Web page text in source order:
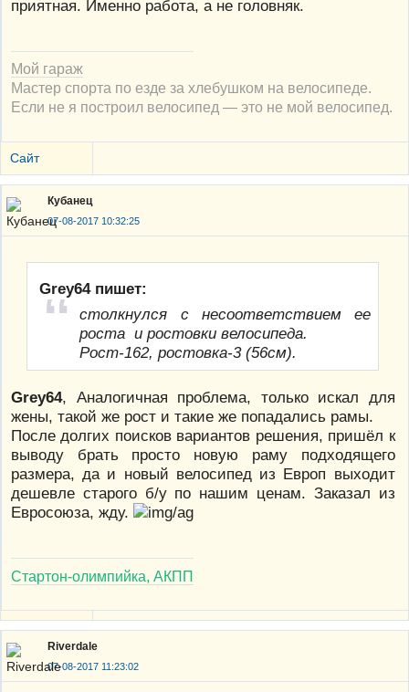
приятная. Именно работа, а не головняк.
Мой гараж
Мастер спорта по езде за хлебушком на велосипеде.
Если не я построил велосипед — это не мой велосипед.
Сайт
Кубанец
07-08-2017 10:32:25
Grey64 пишет:
столкнулся с несоответствием ее
роста и ростовки велосипеда.
Рост-162, ростовка-3 (56см).
Grey64, Аналогичная проблема, только искал для
жены, такой же рост и такие же попадались рамы.
После долгих поисков вариантов решения, пришёл к
выводу брать просто новую раму подходящего
размера, да и новый велосипед из Европ выходит
дешевле старого б/у по нашим ценам. Заказал из
Евросоюза, жду.
Стартон-олимпийка, АКПП
Riverdale
07-08-2017 11:23:02